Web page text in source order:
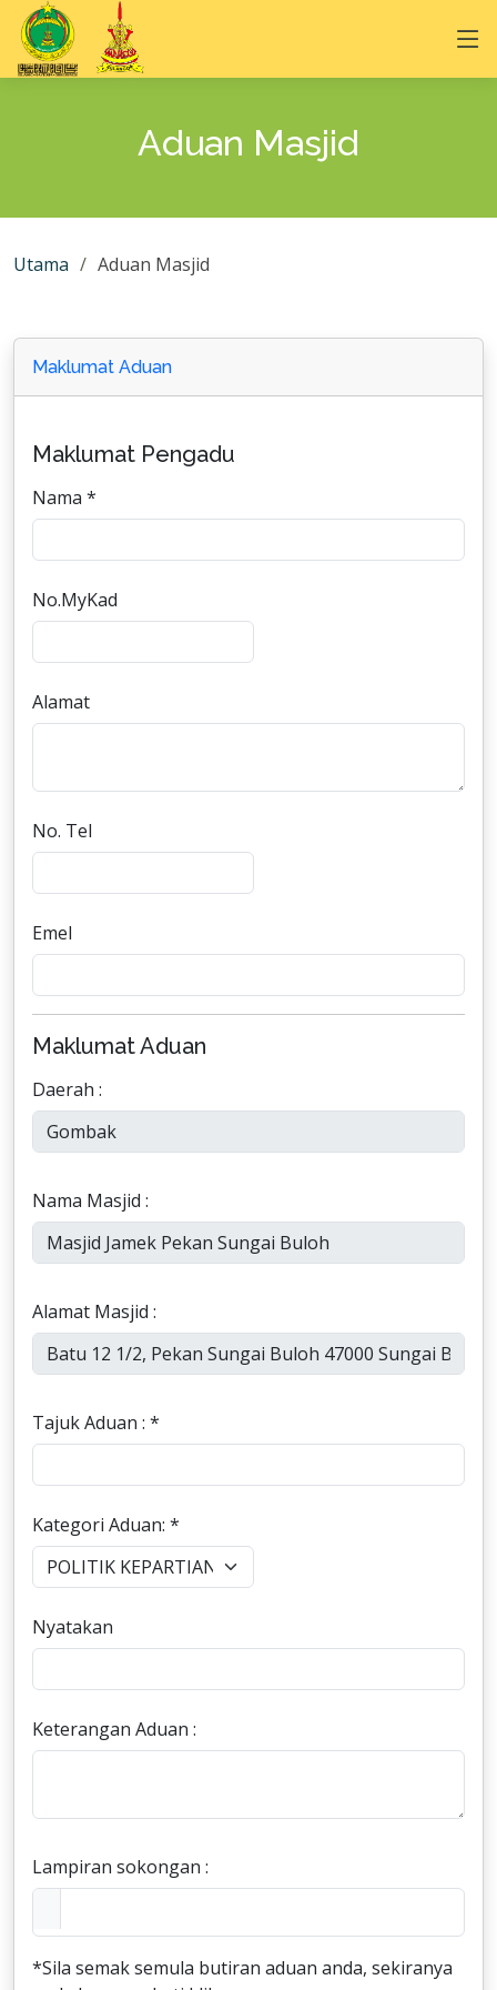
Aduan Masjid
Utama Aduan Masjid
Maklumat Aduan
Maklumat Pengadu
Nama *
No.MyKad
Alamat
No. Tel
Emel
Maklumat Aduan
Daerah :
Nama Masjid :
Alamat Masjid :
Tajuk Aduan : *
Kategori Aduan: *
Nyatakan
Keterangan Aduan :
Lampiran sokongan :
*Sila semak semula butiran aduan anda, sekiranya